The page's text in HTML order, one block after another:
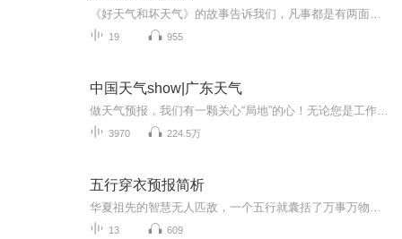
19 955
中国天气show|广东天气
3970 224.5万
五行穿衣预报简析
13 609